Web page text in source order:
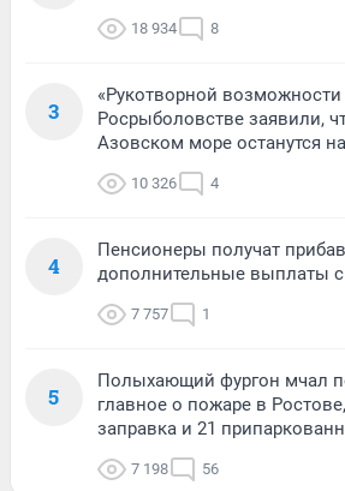
18 934 8
3
«Рукотворной возможности
Росрыболовстве заявили,
Азовском море останутся
10 326 4
4
Пенсионеры получат
дополнительные выплаты с
7 757 1
5
Полыхающий фургон мчал
главное о пожаре в
заправка и 21
7 198 56